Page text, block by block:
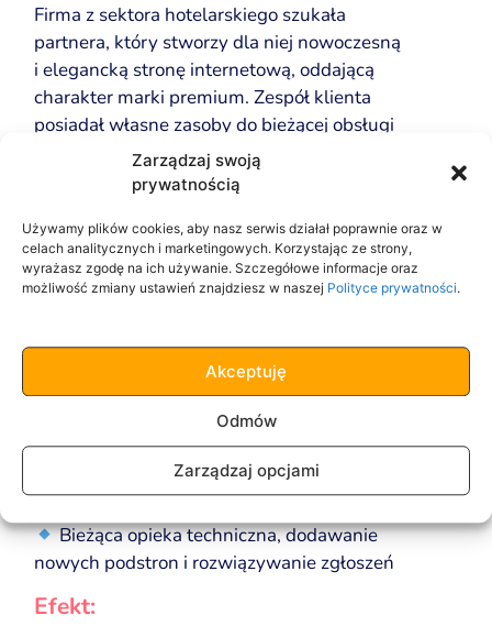
Zarządzaj swoją
prywatnością
Używamy plików cookies, aby nasz serwis działał poprawnie oraz w
celach analitycznych i marketingowych. Korzystając ze strony,
wyrażasz zgodę na ich używanie. Szczegółowe informacje oraz
możliwość zmiany ustawień znajdziesz w naszej Polityce prywatności.
Akceptuję
Odmów
Zarządzaj opcjami
Firma z sektora hotelarskiego szukała
partnera, który stworzy dla niej nowoczesną
i elegancką stronę internetową, oddającą
charakter marki premium. Zespół klienta
posiadał własne zasoby do bieżącej obsługi
treści, ale potrzebował eksperckiego
wsparcia w zakresie projektowania,
Nasze działania:
Zaprojektowanie i wdrożenie prestiżowej
premium
Redakcja i dostosowanie treści zgodnie z
Szkolenie zespołu klienta z samodzielnej
edycji strony
Bieżąca opieka techniczna, dodawanie
nowych podstron i rozwiązywanie zgłoszeń
Efekt: